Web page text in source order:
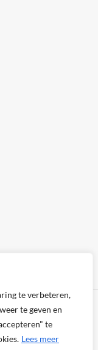
te verbeteren,
te geven en
te
Lees meer